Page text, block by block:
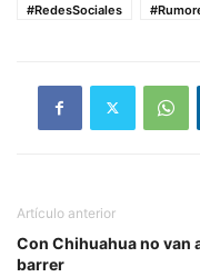
#RedesSociales
Artículo anterior
Con Chihuahua no van
barrer